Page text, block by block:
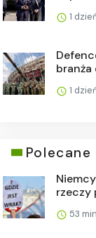
1
branża
1
Polecane
rzeczy
53